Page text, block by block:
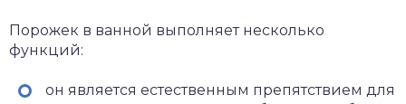
Порожек в ванной выполняет несколько
функций:
он является естественным препятствием для